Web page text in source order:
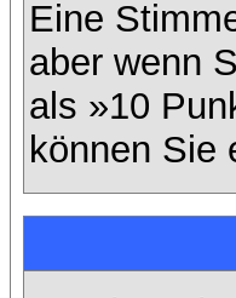
Eine
aber wenn
als »10
können Sie